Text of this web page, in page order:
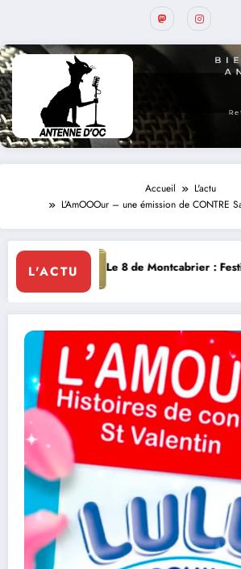
Accueil
L'actu
L’AmOOOur – une émission de CONTRE
L'ACTU
de Montcabrier : Festival de musique